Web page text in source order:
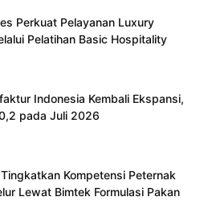
Perkuat Pelayanan Luxury
Pelatihan Basic Hospitality
Indonesia Kembali Ekspansi,
pada Juli 2026
Kompetensi Peternak
Lewat Bimtek Formulasi Pakan